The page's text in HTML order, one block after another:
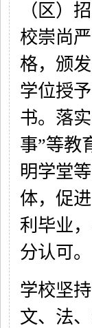
（区）
校崇尚
格，颁
学位授
书。落
事”等教
明学堂
体，促
利毕业
分认可。
学校坚
文、法